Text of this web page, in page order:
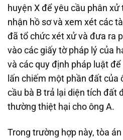
huyện X để yêu cầu phân
nhận hồ sơ và xem xét các
đã tổ chức xét xử và đưa ra
vào các giấy tờ pháp lý của
và các quy định pháp luật
lấn chiếm một phần đất của
cầu bà B trả lại diện tích đất
thường thiệt hại cho ông A.
Trong trường hợp này, tòa